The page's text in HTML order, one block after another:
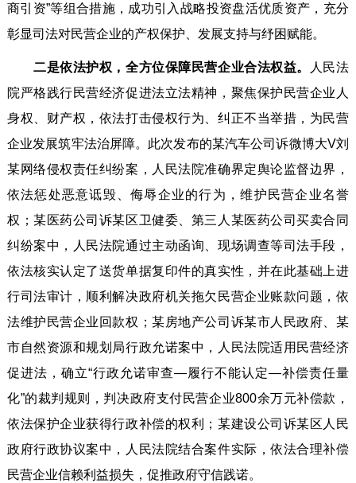
商引资”等组合措施，成功引入战略投资盘活优质资产，充分
彰显司法对民营企业的产权保护、发展支持与纾困赋能。
二是依法护权，全方位保障民营企业合法权益。
人民法
院严格践行民营经济促进法立法精神，聚焦保护民营企业人
身权、财产权，依法打击侵权行为、纠正不当举措，为民营
企业发展筑牢法治屏障。此次发布的某汽车公司诉微博大V刘
某网络侵权责任纠纷案，人民法院准确界定舆论监督边界，
依法惩处恶意诋毁、侮辱企业的行为，维护民营企业名誉
权；某医药公司诉某区卫健委、第三人某医药公司买卖合同
纠纷案中，人民法院通过主动函询、现场调查等司法手段，
依法核实认定了送货单据复印件的真实性，并在此基础上进
行司法审计，顺利解决政府机关拖欠民营企业账款问题，依
法维护民营企业回款权；某房地产公司诉某市人民政府、某
市自然资源和规划局行政允诺案中，人民法院适用民营经济
促进法，确立“行政允诺审查—履行不能认定—补偿责任量
化”的裁判规则，判决政府支付民营企业800余万元补偿款，
依法保护企业获得行政补偿的权利；某建设公司诉某区人民
政府行政协议案中，人民法院结合案件实际，依法合理补偿
民营企业信赖利益损失，促推政府守信践诺。